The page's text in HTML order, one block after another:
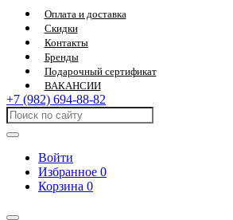
Оплата и доставка
Скидки
Контакты
Бренды
Подарочный сертификат
ВАКАНСИИ
+7 (982) 694-88-82
Войти
Избранное 0
Корзина 0